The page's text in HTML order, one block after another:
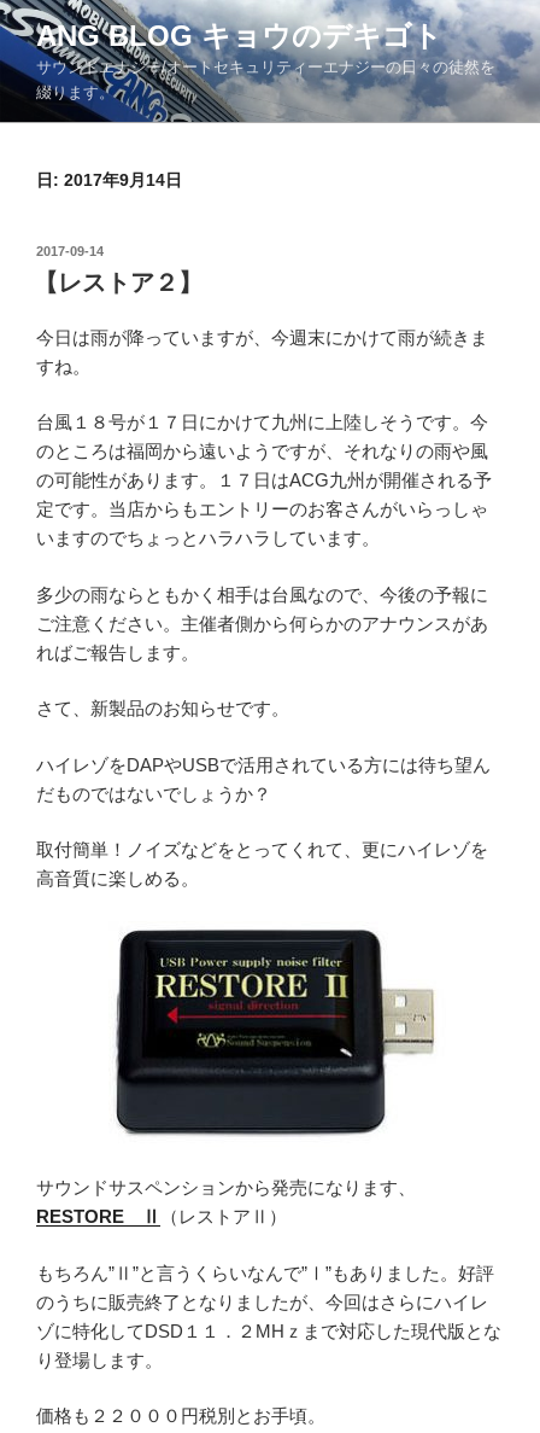
コ
ン
テ
ツ
ANG BLOG キョウのデキゴト
サウンドエナジー/オートセキュリティーエナジーの日々の徒然を
綴ります。
日: 2017年9月14日
投
稿
日:
2017-09-14
【レストア２】
今日は雨が降っていますが、今週末にかけて雨が続きま
すね。
台風１８号が１７日にかけて九州に上陸しそうです。今
のところは福岡から遠いようですが、それなりの雨や風
の可能性があります。１７日はACG九州が開催される予
定です。当店からもエントリーのお客さんがいらっしゃ
いますのでちょっとハラハラしています。
多少の雨ならともかく相手は台風なので、今後の予報に
ご注意ください。主催者側から何らかのアナウンスがあ
ればご報告します。
さて、新製品のお知らせです。
ハイレゾをDAPやUSBで活用されている方には待ち望ん
だものではないでしょうか？
取付簡単！ノイズなどをとってくれて、更にハイレゾを
高音質に楽しめる。
サウンドサスペンションから発売になります、
RESTORE Ⅱ
（レストアⅡ）
もちろん”Ⅱ”と言うくらいなんで”Ⅰ”もありました。好評
のうちに販売終了となりましたが、今回はさらにハイレ
ゾに特化してDSD１１．２MHｚまで対応した現代版とな
り登場します。
価格も２２０００円税別とお手頃。